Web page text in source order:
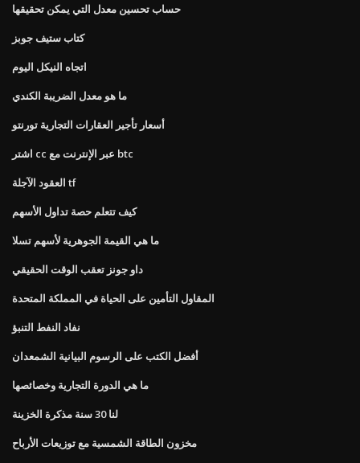
حساب تحسين معدل التي يمكن تحقيقها
كتاب ستيف جوبز
اتجاه النيكل اليوم
ما هو معدل الضريبة الكندي
أسعار تأجير العقارات التجارية تورنتو
اشتر cc عبر الإنترنت مع btc
العقود الآجلة tf
كيف تتعلم حصة تداول الأسهم
ما هي القيمة الجوهرية لأسهم تسلا
داو جونز تعقب الوقت الحقيقي
المقاول التأمين على الحياة في المملكة المتحدة
نفاد النفط التنبؤ
أفضل الكتب على الرسوم البيانية الشمعدان
ما هي الدورة التجارية وخصائصها
لنا 30 سنة مذكرة الخزينة
مخزون الطاقة الشمسية مع توزيعات الأرباح